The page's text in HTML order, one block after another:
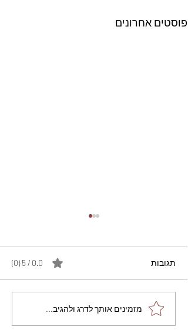
פוסטים אחרונים
מתכון מנצח עוגת מייפל
שוקולד בחושה וקלה - זיוה
תגובות 0.0 / 5 ‏(0)
מזמינים אותך לדרג ולהגיב...